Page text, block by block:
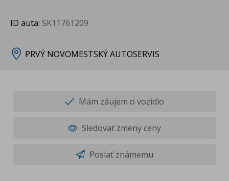
ID auta: SK11761209
PRVÝ NOVOMESTSKÝ AUTOSERVIS
Mám záujem o vozidlo
Sledovať zmeny ceny
Poslať známemu